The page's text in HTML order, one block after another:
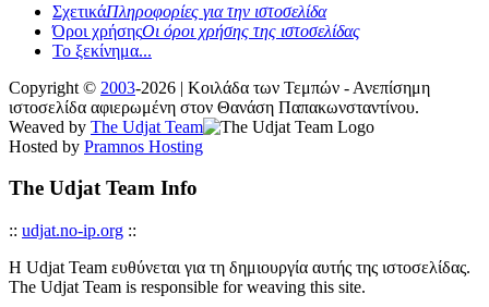
ΣχετικάΠληροφορίες για την ιστοσελίδα
Όροι χρήσηςΟι όροι χρήσης της ιστοσελίδας
Το ξεκίνημα...
Copyright © 2003-2026 | Κοιλάδα των Τεμπών - Ανεπίσημη
ιστοσελίδα αφιερωμένη στον Θανάση Παπακωνσταντίνου.
Weaved by The Udjat Team
Hosted by Pramnos Hosting
The Udjat Team Info
:: udjat.no-ip.org ::
Η Udjat Team ευθύνεται για τη δημιουργία αυτής της ιστοσελίδας.
The Udjat Team is responsible for weaving this site.